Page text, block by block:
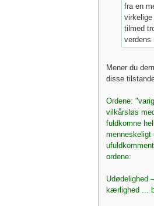
fra en
tilmed
verdens
Mener du
disse
Ordene:
vilkårsløs
fuldkomne
menneskeligt
ordene:
Udødelighed
kærlighed ...